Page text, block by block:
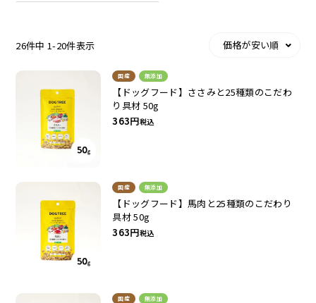
ソフトスティック
アキレス・骨・皮・ガム
価格が安い順
26件中 1-20件表示
国産 無添加
【ドッグフード】ささみと25種類のこだわ
り具材 50g
363
税込
国産 無添加
【ドッグフード】馬肉と25種類のこだわり
具材 50g
363
税込
国産 無添加